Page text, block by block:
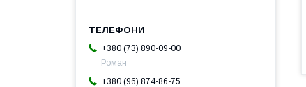
+380 (73) 890-09-00
Роман
+380 (96) 874-86-75